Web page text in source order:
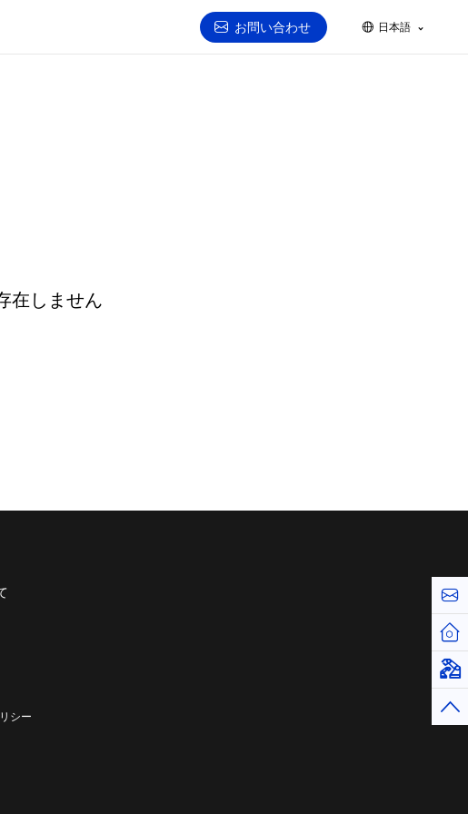
お問い合わせ 日本語
在しません
シー
お
ホ
仮
ト